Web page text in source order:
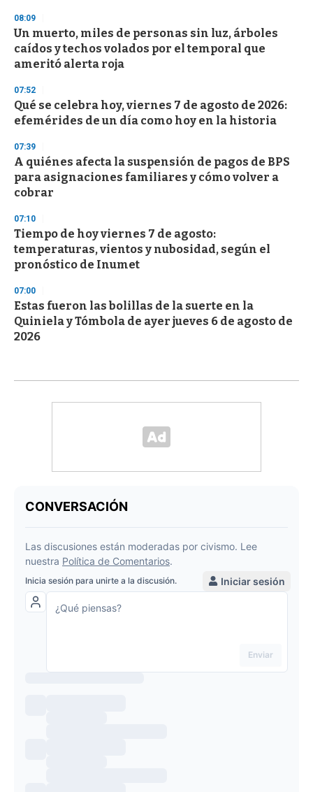
08:09
Un muerto, miles de personas sin luz, árboles
caídos y techos volados por el temporal que
ameritó alerta roja
07:52
Qué se celebra hoy, viernes 7 de agosto de 2026:
efemérides de un día como hoy en la historia
07:39
A quiénes afecta la suspensión de pagos de BPS
para asignaciones familiares y cómo volver a
cobrar
07:10
Tiempo de hoy viernes 7 de agosto:
temperaturas, vientos y nubosidad, según el
pronóstico de Inumet
07:00
Estas fueron las bolillas de la suerte en la
Quiniela y Tómbola de ayer jueves 6 de agosto de
2026